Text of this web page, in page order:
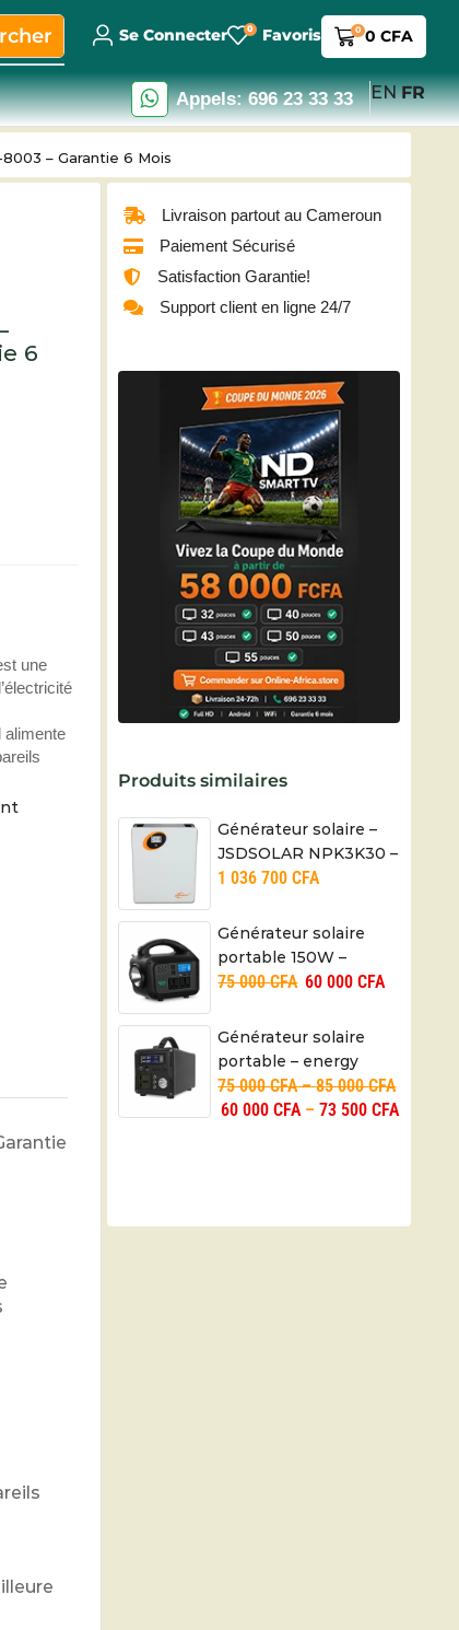
Se Connecter 0 Favoris 0 0 CFA
Appels: 696 23 33 33 EN FR
– Garantie 6 Mois
6
une
alimente
Livraison partout au Cameroun
Paiement Sécurisé
Satisfaction Garantie!
Support client en ligne 24/7
Produits similaires
Générateur solaire –
JSDSOLAR NPK3K30 –
3000 W /3 KWh
1 036 700CFA
Générateur solaire
portable 150W –
GDLITE, modèle GD-
Mois
75 000CFA 60 000CFA
Générateur solaire
portable – energy
storage – Garantie 6
Mois
75 000CFA–85 000CFA
60 000CFA–73 500CFA